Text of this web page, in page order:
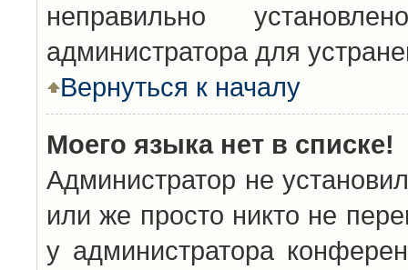
неправильно
администратора для
Вернуться к началу
Моего языка нет в списке!
Администратор не
или же просто никто не
у администратора